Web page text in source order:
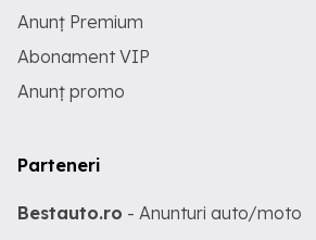
Anunț Premium
Abonament VIP
Anunț promo
Parteneri
Bestauto.ro - Anunturi auto/moto